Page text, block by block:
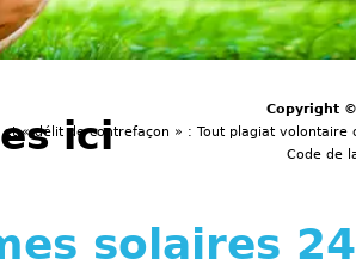
ici
solaires 24
Copyright
« délit de contrefaçon » : Tout plagiat
Code de